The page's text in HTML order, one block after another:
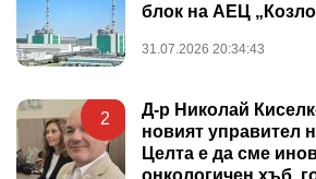
блок на АЕЦ
31.07.2026 20:34:43
2
Д-р Николай
новият управител
Целта е да сме
онкологичен хъб,